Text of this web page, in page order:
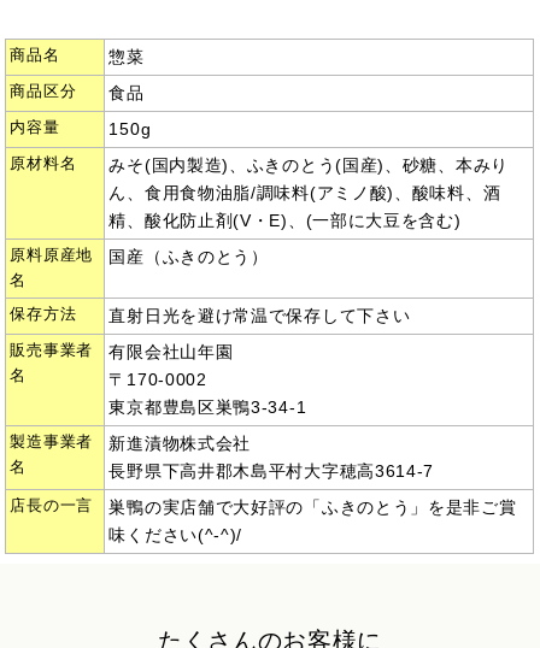
商品名 惣菜
商品区分 食品
内容量 150g
原材料名
みそ(国内製造)、ふきのとう(国産)、砂糖、本みり
ん、食用食物油脂/調味料(アミノ酸)、酸味料、酒
精、酸化防止剤(V・E)、(一部に大豆を含む)
原料原産地
名
国産（ふきのとう）
保存方法 直射日光を避け常温で保存して下さい
販売事業者
名
有限会社山年園
〒170-0002
東京都豊島区巣鴨3-34-1
製造事業者
名
新進漬物株式会社
長野県下高井郡木島平村大字穂高3614-7
店長の一言
巣鴨の実店舗で大好評の「ふきのとう」を是非ご賞
味ください(^-^)/
たくさんのお客様に